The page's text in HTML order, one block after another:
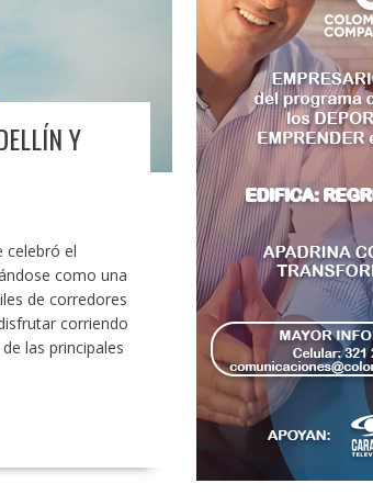
Y
celebró el
como una
de corredores
corriendo
las principales